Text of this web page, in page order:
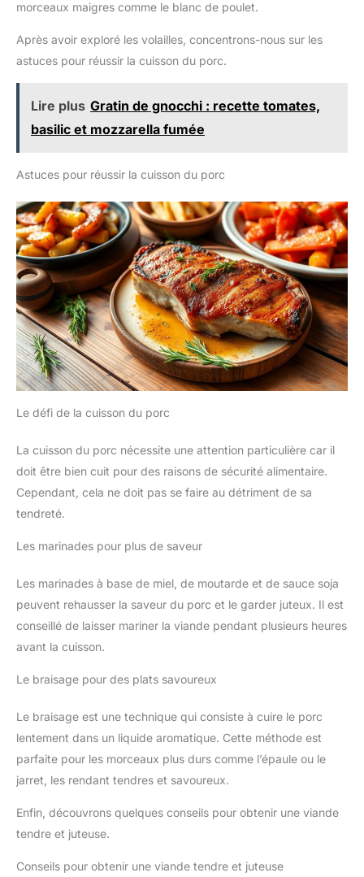
morceaux maigres comme le blanc de poulet.
Après avoir exploré les volailles, concentrons-nous sur les
astuces pour réussir la cuisson du porc.
Lire plus Gratin de gnocchi : recette tomates,
basilic et mozzarella fumée
Astuces pour réussir la cuisson du porc
Le défi de la cuisson du porc
La cuisson du porc nécessite une attention particulière car il
doit être bien cuit pour des raisons de sécurité alimentaire.
Cependant, cela ne doit pas se faire au détriment de sa
tendreté.
Les marinades pour plus de saveur
Les marinades à base de miel, de moutarde et de sauce soja
peuvent rehausser la saveur du porc et le garder juteux. Il est
conseillé de laisser mariner la viande pendant plusieurs heures
avant la cuisson.
Le braisage pour des plats savoureux
Le braisage est une technique qui consiste à cuire le porc
lentement dans un liquide aromatique. Cette méthode est
parfaite pour les morceaux plus durs comme l’épaule ou le
jarret, les rendant tendres et savoureux.
Enfin, découvrons quelques conseils pour obtenir une viande
tendre et juteuse.
Conseils pour obtenir une viande tendre et juteuse